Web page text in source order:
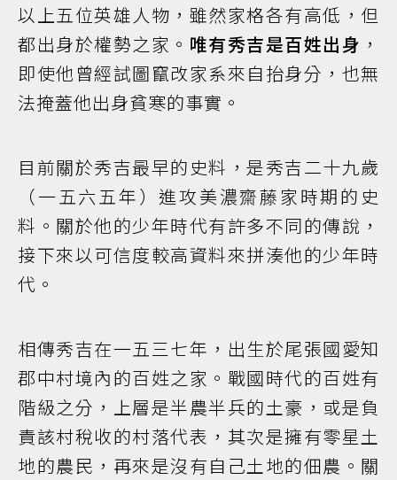
以上五位英雄人物，雖然家格各有高低，但
都出身於權勢之家。 唯有秀吉是百姓出身 ，
即使他曾經試圖竄改家系來自抬身分，也無
法掩蓋他出身貧寒的事實。
目前關於秀吉最早的史料，是秀吉二十九歲
（一五六五年）進攻美濃齋藤家時期的史
料。關於他的少年時代有許多不同的傳說，
接下來以可信度較高資料來拼湊他的少年時
代。
相傳秀吉在一五三七年，出生於尾張國愛知
郡中村境內的百姓之家。戰國時代的百姓有
階級之分，上層是半農半兵的土豪，或是負
責該村稅收的村落代表，其次是擁有零星土
地的農民，再來是沒有自己土地的佃農。關